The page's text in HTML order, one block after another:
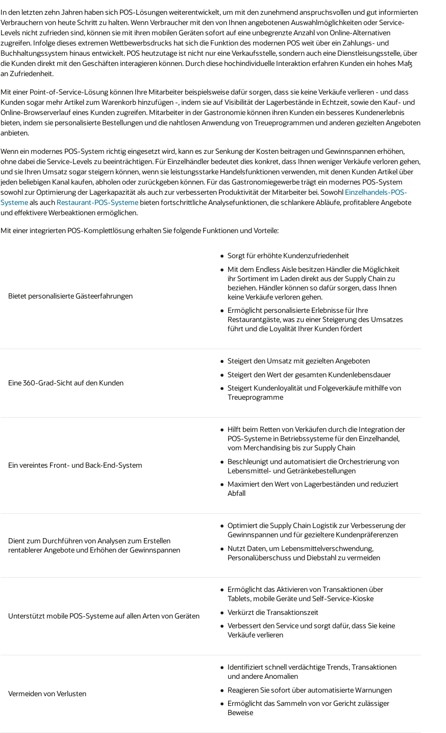
In den letzten zehn Jahren haben sich POS-Lösungen weiterentwickelt, um mit den zunehmend anspruchsvollen und gut informierten
Verbrauchern von heute Schritt zu halten. Wenn Verbraucher mit den von Ihnen angebotenen Auswahlmöglichkeiten oder Service-
Levels nicht zufrieden sind, können sie mit ihren mobilen Geräten sofort auf eine unbegrenzte Anzahl von Online-Alternativen
zugreifen. Infolge dieses extremen Wettbewerbsdrucks hat sich die Funktion des modernen POS weit über ein Zahlungs- und
Buchhaltungssystem hinaus entwickelt. POS heutzutage ist nicht nur eine Verkaufsstelle, sondern auch eine Dienstleisungsstelle, über
die Kunden direkt mit den Geschäften interagieren können. Durch diese hochindividuelle Interaktion erfahren Kunden ein hohes Maß
an Zufriedenheit.
Mit einer Point-of-Service-Lösung können Ihre Mitarbeiter beispielsweise dafür sorgen, dass sie keine Verkäufe verlieren - und dass
Kunden sogar mehr Artikel zum Warenkorb hinzufügen -, indem sie auf Visibilität der Lagerbestände in Echtzeit, sowie den Kauf- und
Online-Browserverlauf eines Kunden zugreifen. Mitarbeiter in der Gastronomie können ihren Kunden ein besseres Kundenerlebnis
bieten, indem sie personalisierte Bestellungen und die nahtlosen Anwendung von Treueprogrammen und anderen gezielten Angeboten
anbieten.
Wenn ein modernes POS-System richtig eingesetzt wird, kann es zur Senkung der Kosten beitragen und Gewinnspannen erhöhen,
ohne dabei die Service-Levels zu beeinträchtigen. Für Einzelhändler bedeutet dies konkret, dass Ihnen weniger Verkäufe verloren gehen,
und sie Ihren Umsatz sogar steigern können, wenn sie leistungsstarke Handelsfunktionen verwenden, mit denen Kunden Artikel über
jeden beliebigen Kanal kaufen, abholen oder zurückgeben können. Für das Gastronomiegewerbe trägt ein modernes POS-System
sowohl zur Optimierung der Lagerkapazität als auch zur verbesserten Produktivität der Mitarbeiter bei. Sowohl Einzelhandels-POS-
Systemeals auch Restaurant-POS-Systeme bieten fortschrittliche Analysefunktionen, die schlankere Abläufe, profitablere Angebote
und effektivere Werbeaktionen ermöglichen.
Mit einer integrierten POS-Komplettlösung erhalten Sie folgende Funktionen und Vorteile:
Bietet personalisierte Gästeerfahrungen
Sorgt für erhöhte Kundenzufriedenheit
Mit dem Endless Aisle besitzen Händler die Möglichkeit
ihr Sortiment im Laden direkt aus der Supply Chain zu
beziehen. Händler können so dafür sorgen, dass Ihnen
keine Verkäufe verloren gehen.
Ermöglicht personalisierte Erlebnisse für Ihre
Restaurantgäste, was zu einer Steigerung des Umsatzes
führt und die Loyalität Ihrer Kunden fördert
Eine 360-Grad-Sicht auf den Kunden
Steigert den Umsatz mit gezielten Angeboten
Steigert den Wert der gesamten Kundenlebensdauer
Steigert Kundenloyalität und Folgeverkäufe mithilfe von
Treueprogramme
Ein vereintes Front- und Back-End-System
Hilft beim Retten von Verkäufen durch die Integration der
POS-Systeme in Betriebssysteme für den Einzelhandel,
vom Merchandising bis zur Supply Chain
Beschleunigt und automatisiert die Orchestrierung von
Lebensmittel- und Getränkebestellungen
Maximiert den Wert von Lagerbeständen und reduziert
Abfall
Dient zum Durchführen von Analysen zum Erstellen
rentablerer Angebote und Erhöhen der Gewinnspannen
Optimiert die Supply Chain Logistik zur Verbesserung der
Gewinnspannen und für gezieltere Kundenpräferenzen
Nutzt Daten, um Lebensmittelverschwendung,
Personalüberschuss und Diebstahl zu vermeiden
Unterstützt mobile POS-Systeme auf allen Arten von Geräten
Ermöglicht das Aktivieren von Transaktionen über
Tablets, mobile Geräte und Self-Service-Kioske
Verkürzt die Transaktionszeit
Verbessert den Service und sorgt dafür, dass Sie keine
Verkäufe verlieren
Vermeiden von Verlusten
Identifiziert schnell verdächtige Trends, Transaktionen
und andere Anomalien
Reagieren Sie sofort über automatisierte Warnungen
Ermöglicht das Sammeln von vor Gericht zulässiger
Beweise